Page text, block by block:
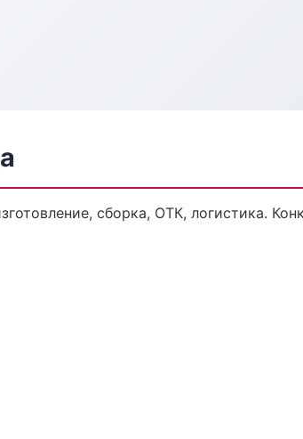
сборка, ОТК, логистика.